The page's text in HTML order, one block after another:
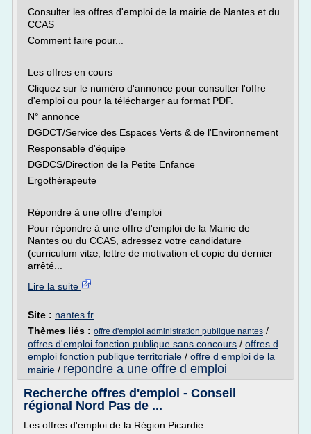
Consulter les offres d'emploi de la mairie de Nantes et du
CCAS
Comment faire pour...
Les offres en cours
Cliquez sur le numéro d'annonce pour consulter l'offre
d'emploi ou pour la télécharger au format PDF.
N° annonce
DGDCT/Service des Espaces Verts & de l'Environnement
Responsable d'équipe
DGDCS/Direction de la Petite Enfance
Ergothérapeute
Répondre à une offre d'emploi
Pour répondre à une offre d'emploi de la Mairie de
Nantes ou du CCAS, adressez votre candidature
(curriculum vitæ, lettre de motivation et copie du dernier
arrêté...
Lire la suite
Site : nantes.fr
Thèmes liés : offre d'emploi administration publique nantes /
offres d'emploi fonction publique sans concours / offres d
emploi fonction publique territoriale / offre d emploi de la
mairie / repondre a une offre d emploi
Recherche offres d'emploi - Conseil
régional Nord Pas de ...
Les offres d'emploi de la Région Picardie